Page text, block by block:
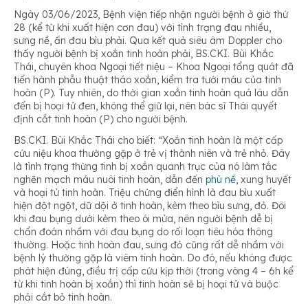
Ngày 03/06/2023, Bệnh viện tiếp nhận người bệnh ở giờ thứ
28 (kể từ khi xuất hiện cơn đau) với tình trạng đau nhiều,
sưng nề, ấn đau bìu phải. Qua kết quả siêu âm Doppler cho
thấy người bệnh bị xoắn tinh hoàn phải, BS.CKI. Bùi Khắc
Thái, chuyên khoa Ngoại tiết niệu – Khoa Ngoại tổng quát đã
tiến hành phẫu thuật tháo xoắn, kiểm tra tưới máu của tinh
hoàn (P). Tuy nhiên, do thời gian xoắn tinh hoàn quá lâu dẫn
đến bị hoại tử đen, không thể giữ lại, nên bác sĩ Thái quyết
định cắt tinh hoàn (P) cho người bệnh.
BS.CKI. Bùi Khắc Thái cho biết: “Xoắn tinh hoàn là một cấp
cứu niệu khoa thường gặp ở trẻ vị thành niên và trẻ nhỏ. Đây
là tình trạng thừng tinh bị xoắn quanh trục của nó làm tắc
nghẽn mạch máu nuôi tinh hoàn, dẫn đến phù nề, xung huyết
và hoại tử tinh hoàn. Triệu chứng điển hình là đau bìu xuất
hiện đột ngột, dữ dội ở tinh hoàn, kèm theo bìu sưng, đỏ. Đôi
khi đau bụng dưới kèm theo ói mửa, nên người bệnh dễ bị
chẩn đoán nhầm với đau bụng do rối loạn tiêu hóa thông
thường. Hoặc tinh hoàn đau, sưng đỏ cũng rất dễ nhầm với
bệnh lý thường gặp là viêm tinh hoàn. Do đó, nếu không được
phát hiện đúng, điều trị cấp cứu kịp thời (trong vòng 4 – 6h kể
từ khi tinh hoàn bị xoắn) thì tinh hoàn sẽ bị hoại tử và buộc
phải cắt bỏ tinh hoàn.